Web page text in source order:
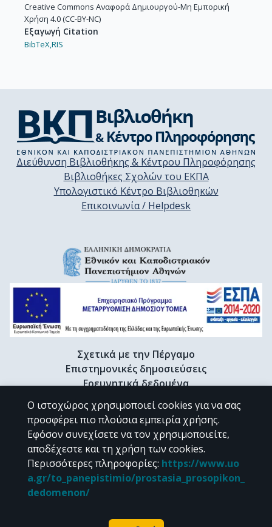
Creative Commons Αναφορά Δημιουργού-Μη Εμπορική
Χρήση 4.0 (CC-BY-NC)
Εξαγωγή Citation
BibTeX,RIS
Διεύθυνση Βιβλιοθήκης & Κέντρου Πληροφόρησης
Βιβλιοθήκες Σχολών του ΕΚΠΑ
Υπολογιστικό Κέντρο Βιβλιοθηκών
Επικοινωνία / Helpdesk
Σχετικά με την Πέργαμο
Επιστημονικές δημοσιεύσεις
Ερευνητικά δεδομένα
Διδακτορικές διατριβές & Γκρίζα βιβλιογραφία
Προφίλ Ερευνητή
CC BY-NC 4.0
Εκτός αν αναφέρεται διαφορετικά, το υλικό της "Περγάμου" διατίθεται
Powered by
Ο ιστοχώρος χρησιμοποιεί cookies για να σας
προσφέρει πιο πλούσια εμπειρία χρήσης.
Εφόσον συνεχίσετε να τον χρησιμοποιείτε,
αποδέχεστε και τη χρήση των cookies.
Περισσότερες πληροφορίες: https://www.uo
a.gr/to_panepistimio/prostasia_prosopikon_
dedomenon/